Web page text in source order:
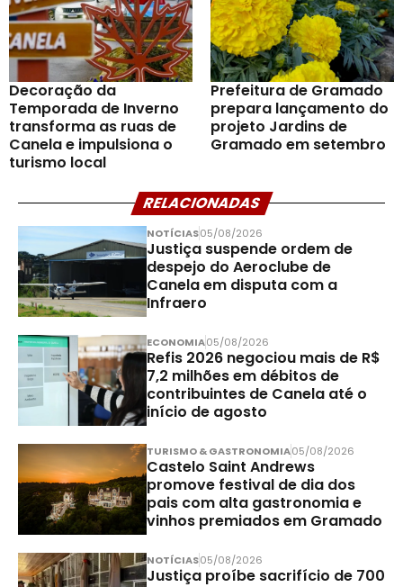
Decoração da
Temporada de Inverno
transforma as ruas de
Canela e impulsiona o
turismo local
Prefeitura de Gramado
prepara lançamento do
projeto Jardins de
Gramado em setembro
RELACIONADAS
NOTÍCIAS05/08/2026
Justiça suspende ordem de
despejo do Aeroclube de
Canela em disputa com a
Infraero
ECONOMIA05/08/2026
Refis 2026 negociou mais de R$
7,2 milhões em débitos de
contribuintes de Canela até o
início de agosto
TURISMO & GASTRONOMIA05/08/2026
Castelo Saint Andrews
promove festival de dia dos
pais com alta gastronomia e
vinhos premiados em Gramado
NOTÍCIAS05/08/2026
Justiça proíbe sacrifício de 700